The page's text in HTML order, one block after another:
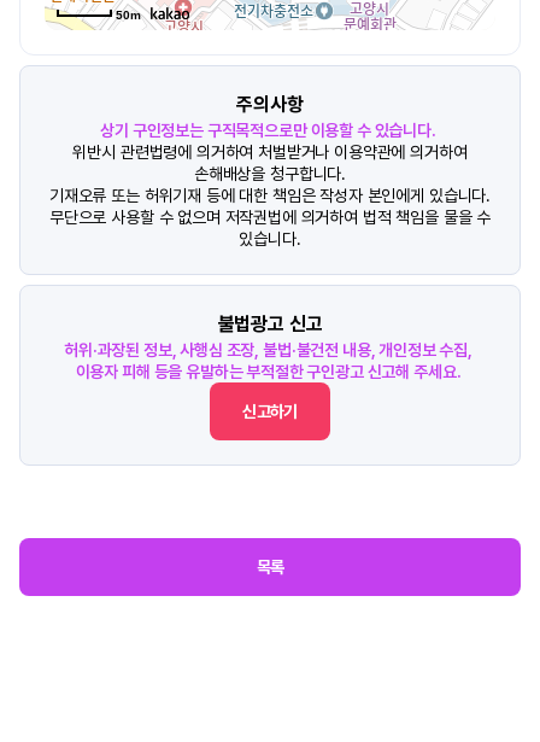
50m
주의사항
상기 구인정보는 구직목적으로만 이용할 수 있습니다.
위반시 관련법령에 의거하여 처벌받거나 이용약관에 의거하여
손해배상을 청구합니다.
기재오류 또는 허위기재 등에 대한 책임은 작성자 본인에게 있습니다.
무단으로 사용할 수 없으며 저작권법에 의거하여 법적 책임을 물을 수
있습니다.
불법광고 신고
허위·과장된 정보, 사행심 조장, 불법·불건전 내용, 개인정보 수집,
이용자 피해 등을 유발하는 부적절한 구인광고 신고해 주세요.
신고하기
목록